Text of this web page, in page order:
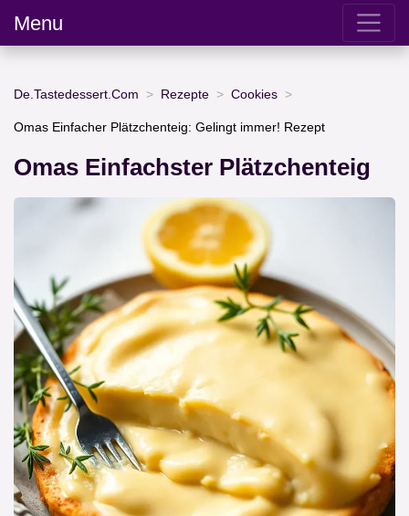
Menu
De.Tastedessert.Com Rezepte Cookies
Omas Einfacher Plätzchenteig: Gelingt immer! Rezept
Omas Einfachster Plätzchenteig